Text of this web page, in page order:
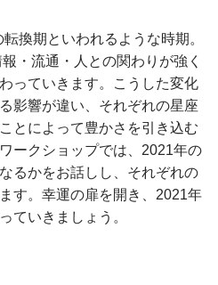
換期といわれるような時期。
・流通・人との関わりが強く
っていきます。こうした変化
影響が違い、それぞれの星座
とによって豊かさを引き込む
ークショップでは、2021年の
るかをお話しし、それぞれの
す。幸運の扉を開き、2021年
ていきましょう。